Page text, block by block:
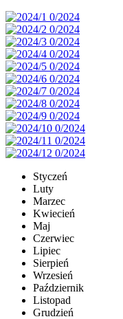
Styczeń
Luty
Marzec
Kwiecień
Maj
Czerwiec
Lipiec
Sierpień
Wrzesień
Październik
Listopad
Grudzień